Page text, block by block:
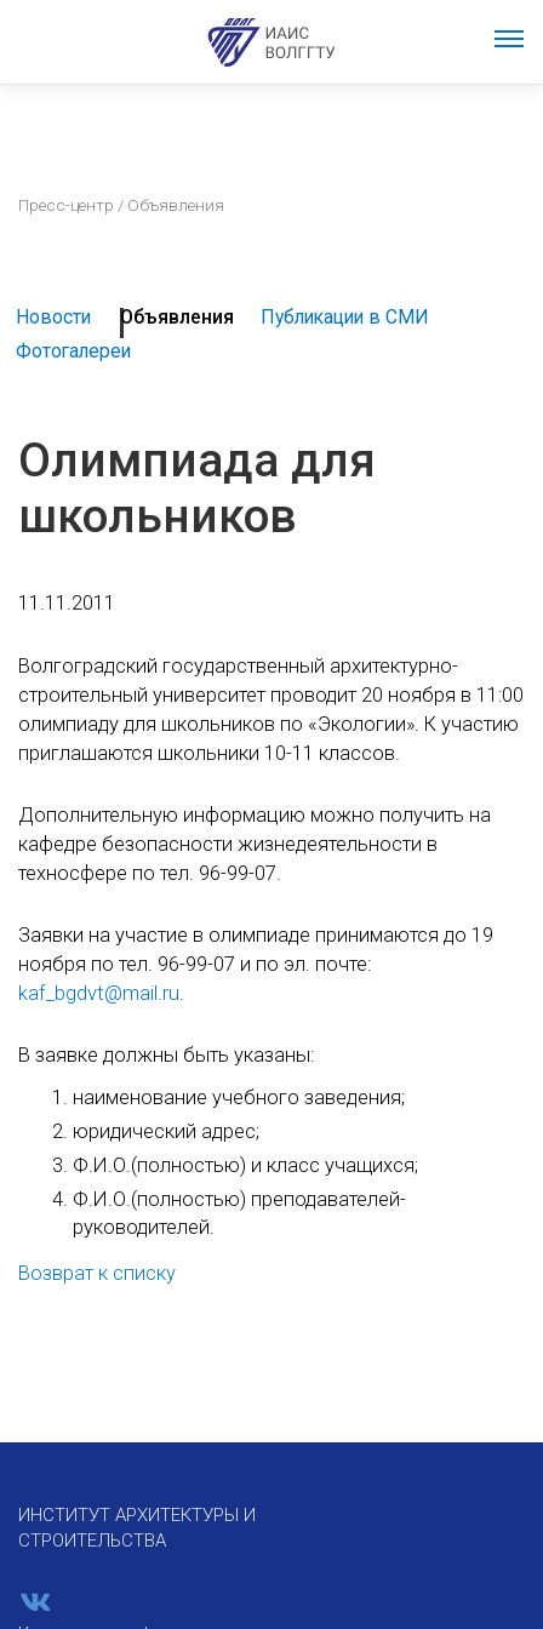
Пресс-центр / Объявления
Новости Объявления
Публикации в СМИ
Фотогалереи
Олимпиада для
школьников
11.11.2011
Волгоградский государственный архитектурно-
строительный университет проводит 20 ноября в 11:00
олимпиаду для школьников по «Экологии». К участию
приглашаются школьники 10-11 классов.
Дополнительную информацию можно получить на
кафедре безопасности жизнедеятельности в
техносфере по тел. 96-99-07.
Заявки на участие в олимпиаде принимаются до 19
ноября по тел. 96-99-07 и по эл. почте:
kaf_bgdvt@mail.ru.
В заявке должны быть указаны:
наименование учебного заведения;
юридический адрес;
Ф.И.О.(полностью) и класс учащихся;
Ф.И.О.(полностью) преподавателей-
руководителей.
Возврат к списку
ИНСТИТУТ АРХИТЕКТУРЫ И
СТРОИТЕЛЬСТВА